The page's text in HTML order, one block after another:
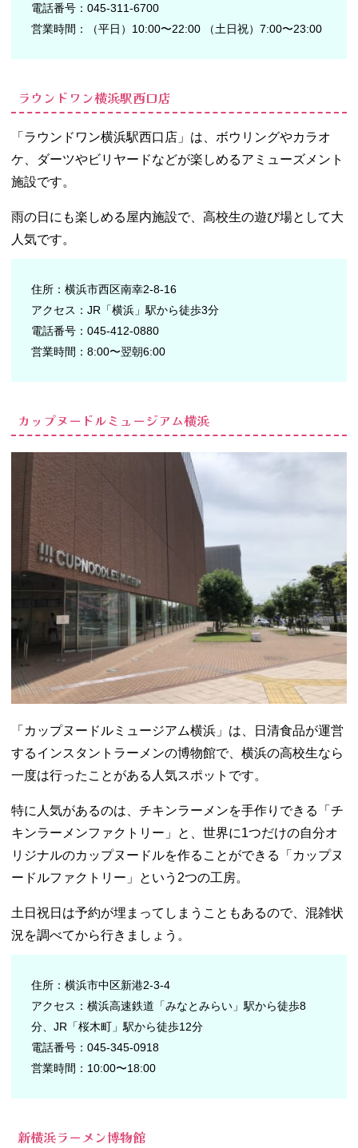
電話番号：045-311-6700
営業時間：（平日）10:00〜22:00 （土日祝）7:00〜23:00
ラウンドワン横浜駅西口店
「ラウンドワン横浜駅西口店」は、ボウリングやカラオ
ケ、ダーツやビリヤードなどが楽しめるアミューズメント
施設です。
雨の日にも楽しめる屋内施設で、高校生の遊び場として大
人気です。
住所：横浜市西区南幸2-8-16
アクセス：JR「横浜」駅から徒歩3分
電話番号：045-412-0880
営業時間：8:00〜翌朝6:00
カップヌードルミュージアム横浜
「カップヌードルミュージアム横浜」は、日清食品が運営
するインスタントラーメンの博物館で、横浜の高校生なら
一度は行ったことがある人気スポットです。
特に人気があるのは、チキンラーメンを手作りできる「チ
キンラーメンファクトリー」と、世界に1つだけの自分オ
リジナルのカップヌードルを作ることができる「カップヌ
ードルファクトリー」という2つの工房。
土日祝日は予約が埋まってしまうこともあるので、混雑状
況を調べてから行きましょう。
住所：横浜市中区新港2-3-4
アクセス：横浜高速鉄道「みなとみらい」駅から徒歩8
分、JR「桜木町」駅から徒歩12分
電話番号：045-345-0918
営業時間：10:00〜18:00
新横浜ラーメン博物館